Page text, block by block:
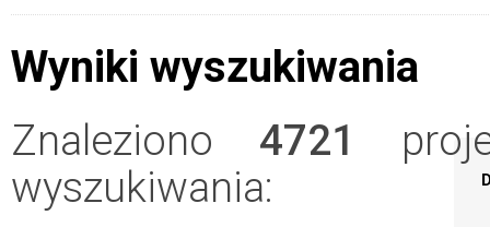
Wyniki wyszukiwania
Znaleziono 4721
wyszukiwania: